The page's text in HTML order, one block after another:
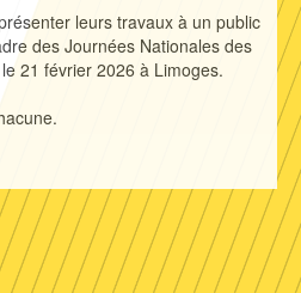
leurs travaux à un public
des Journées Nationales des
21 février 2026 à Limoges.